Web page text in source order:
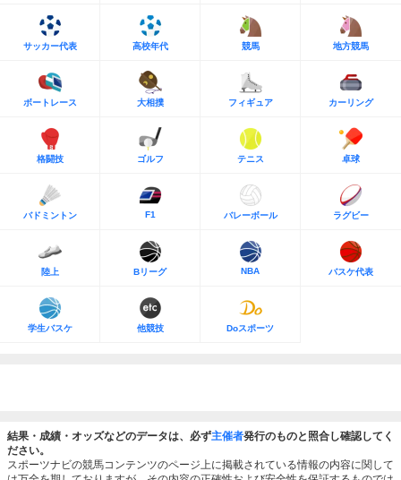
サッカー代表 高校年代 競馬 地方競馬
ボートレース 大相撲 フィギュア カーリング
格闘技 ゴルフ テニス 卓球
バドミントン F1 バレーボール ラグビー
陸上 Bリーグ NBA バスケ代表
学生バスケ 他競技 Doスポーツ
結果・成績・オッズなどのデータは、必ず主催者発行のものと照合し確認してく
ださい。
スポーツナビの競馬コンテンツのページ上に掲載されている情報の内容に関して